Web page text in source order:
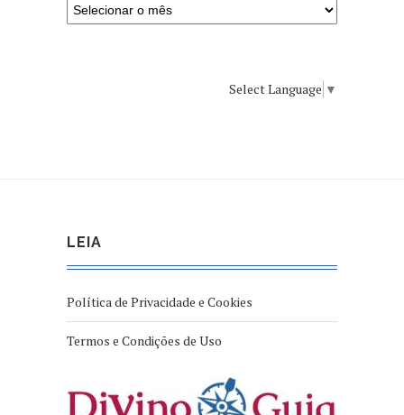
Select Language ▼
LEIA
Política de Privacidade e Cookies
Termos e Condições de Uso